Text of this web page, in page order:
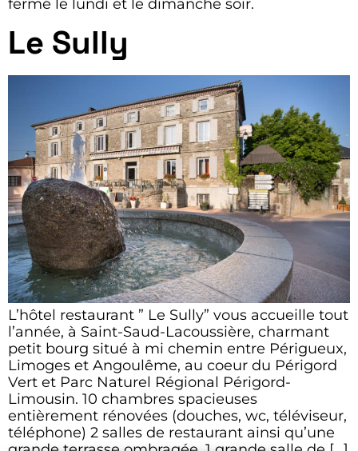
fermé le lundi et le dimanche soir.
Le Sully
L’hôtel restaurant ” Le Sully” vous accueille tout
l’année, à Saint-Saud-Lacoussière, charmant
petit bourg situé à mi chemin entre Périgueux,
Limoges et Angoulême, au coeur du Périgord
Vert et Parc Naturel Régional Périgord-
Limousin. 10 chambres spacieuses
entièrement rénovées (douches, wc, téléviseur,
téléphone) 2 salles de restaurant ainsi qu’une